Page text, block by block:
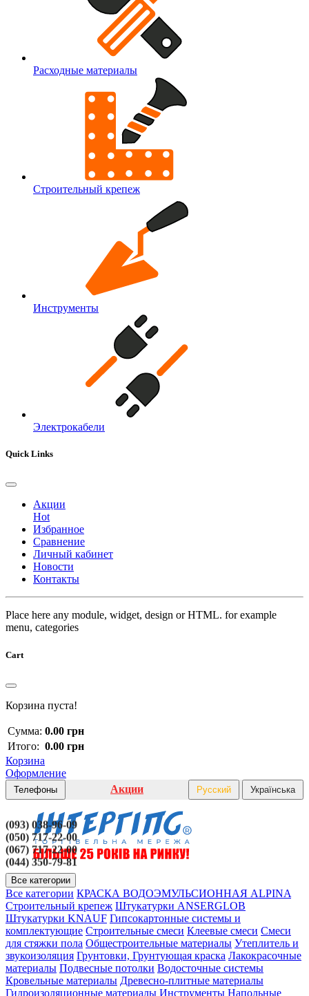
Расходные материалы
Строительный крепеж
Инструменты
Электрокабели
Quick Links
Акции
Hot
Избранное
Сравнение
Личный кабинет
Новости
Контакты
Place here any module, widget, design or HTML. for example
menu, categories
Cart
Корзина пуста!
Сумма: 0.00 грн
Итого: 0.00 грн
Корзина
Оформление
Телефоны
(093) 038-96-09
(050) 717-22-00
(067) 717-22-00
(044) 350-79-81
Акции Русский Українська
Все категории
Все категории КРАСКА ВОДОЭМУЛЬСИОННАЯ ALPINA
Строительный крепеж Штукатурки ANSERGLOB
Штукатурки KNAUF Гипсокартонные системы и
комплектующие Строительные смеси Клеевые смеси Смеси
для стяжки пола Общестроительные материалы Утеплитель и
звукоизоляция Грунтовки, Грунтующая краска Лакокрасочные
материалы Подвесные потолки Водосточные системы
Кровельные материалы Древесно-плитные материалы
Гидроизоляционные материалы Инструменты Напольные